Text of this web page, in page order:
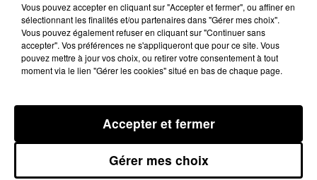
25 mars 2024 - 2 min 22 sec
LES INFOS DE L'AUDE DU 25/03/2024 À
15H00
Les infos de l'Aude
Vous pouvez accepter en cliquant sur "Accepter et fermer", ou affiner en
sélectionnant les finalités et/ou partenaires dans "Gérer mes choix".
Vous pouvez également refuser en cliquant sur "Continuer sans
accepter". Vos préférences ne s'appliqueront que pour ce site. Vous
pouvez mettre à jour vos choix, ou retirer votre consentement à tout
moment via le lien "Gérer les cookies" situé en bas de chaque page.
Gérer mes choix
Accepter et fermer